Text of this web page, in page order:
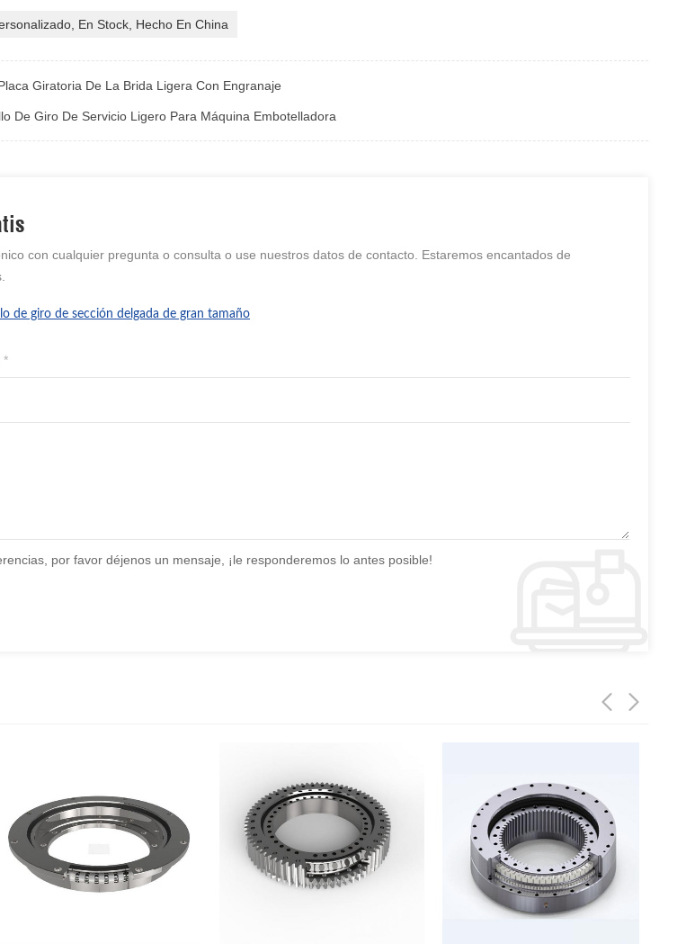
En Stock, Hecho En China
Giratoria De La Brida Ligera Con Engranaje
De Giro De Servicio Ligero Para Máquina Embotelladora
con cualquier pregunta o consulta o use nuestros datos de contacto. Estaremos encantados de
de giro de sección delgada de gran tamaño
por favor déjenos un mensaje, ¡le responderemos lo antes posible!